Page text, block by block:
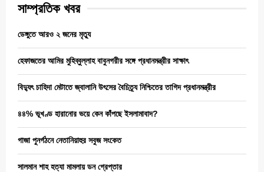
সাম্প্রতিক খবর
ডেঙ্গুতে আরও ২ জনের মৃত্যু
হেফাজতের আমির মুহিব্বুল্লাহ বাবুনগরীর সঙ্গে প্রধানমন্ত্রীর সাক্ষাৎ
বিদ্যুৎ চাহিদা মেটাতে জ্বালানি উৎসের বৈচিত্র্য নিশ্চিতের তাগিদ প্রধানমন্ত্রীর
৪৪% ভূখণ্ড হারানোর ভয়ে কেন কাঁপছে ইসলামাবাদ?
গাজা পুনর্গঠনে নেতানিয়াহুর সবুজ সংকেত
সালমান শাহ হত্যা মামলায় ডন গ্রেপ্তার